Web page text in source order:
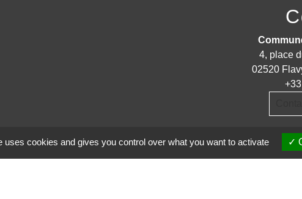
4, place
02520
uses cookies and gives you control over what you want to activate